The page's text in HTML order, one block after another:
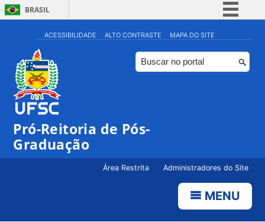
BRASIL
Simplifique!
Comunica BR
Participe
ACESSIBILIDADE ALTO CONTRASTE MAPA DO SITE
Pró-Reitoria de Pós-
Graduação
Área Restrita Administradores do Site
MENU